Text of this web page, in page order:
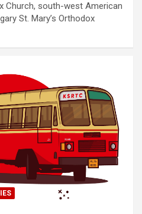
Church, south-west American
St. Mary’s Orthodox